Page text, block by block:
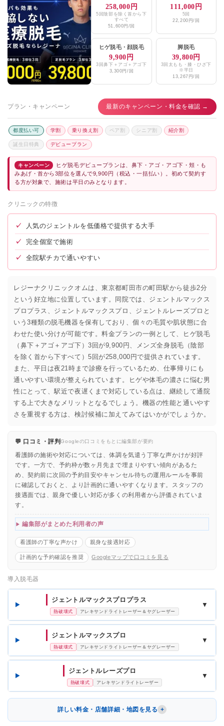
258,000円
5回陰部を除く首から下
すべて
51,600円/回
111,000円
5回
22,200円/回
ヒゲ脱毛・ 顔脱毛
9,900円
3回鼻下＋アゴ＋アゴ下
3,300円/回
脚脱毛
39,800円
3回太もも・膝・ひざ下
※平日
13,267円/回
プラン・キャンペーン 最新のキャンペーン・料金を確認 →
都度払い可 学割 乗り換え割 ペア割 シニア割 紹介割
誕生日特典 デビュープラン
キャンペーン
ヒゲ脱毛デビュープランは、鼻下・アゴ・アゴ下・頬・も
みあげ・首から3部位を選んで9,900円（税込・一括払い）。初めて契約す
る方が対象で、施術は平日のみとなります。
クリニックの特徴
✓ 人気のジェントルを低価格で提供する大手
✓ 完全個室で施術
✓ 全院駅チカで通いやすい
レジーナクリニックオムは、東京都町田市の町田駅から徒歩2分
という好立地に位置しています。同院では、ジェントルマックス
プロプラス、ジェントルマックスプロ、ジェントルレーズプロと
いう3種類の脱毛機器を保有しており、個々の毛質や肌状態に合
わせた使い分けが可能です。料金プランの一例として、ヒゲ脱毛
（鼻下＋アゴ＋アゴ下）3回が9,900円、メンズ全身脱毛（陰部
を除く首から下すべて）5回が258,000円で提供されています。
また、平日は夜21時まで診療を行っているため、仕事帰りにも
通いやすい環境が整えられています。ヒゲや体毛の濃さに悩む男
性にとって、駅近で夜遅くまで対応している点は、継続して通院
する上で大きなメリットとなるでしょう。機器の性能と通いやす
さを重視する方は、検討候補に加えてみてはいかがでしょうか。
💬 口コミ・評判Googleの口コミをもとに編集部が要約
看護師の施術や対応については、体調を気遣う丁寧な声かけが好評
です。一方で、予約枠が数ヶ月先まで埋まりやすい傾向があるた
め、契約前に次回の予約目安やキャンセル待ちの運用ルールを事前
に確認しておくと、より計画的に通いやすくなります。スタッフの
接遇面では、親身で優しい対応が多くの利用者から評価されていま
す。
編集部がまとめた利用者の声
看護師の丁寧な声かけ 親身な接遇対応
計画的な予約確認を推奨 Googleマップで口コミを見る
導入脱毛器
ジェントルマックスプロプラス
熱破壊式 アレキサンドライトレーザー＆ヤグレーザー
▼
ジェントルマックスプロ
熱破壊式 アレキサンドライトレーザー＆ヤグレーザー
▼
ジェントルレーズプロ
熱破壊式 アレキサンドライトレーザー
▼
詳しい料金・店舗詳細・地図を見る